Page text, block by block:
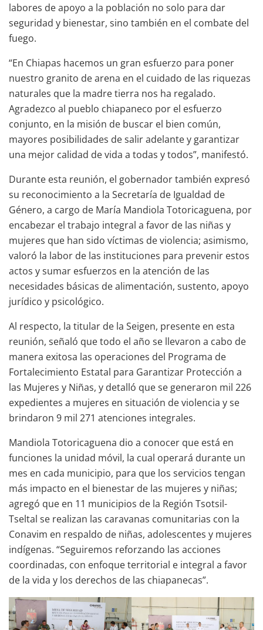
labores de apoyo a la población no solo para dar
seguridad y bienestar, sino también en el combate del
fuego.
“En Chiapas hacemos un gran esfuerzo para poner
nuestro granito de arena en el cuidado de las riquezas
naturales que la madre tierra nos ha regalado.
Agradezco al pueblo chiapaneco por el esfuerzo
conjunto, en la misión de buscar el bien común,
mayores posibilidades de salir adelante y garantizar
una mejor calidad de vida a todas y todos”, manifestó.
Durante esta reunión, el gobernador también expresó
su reconocimiento a la Secretaría de Igualdad de
Género, a cargo de María Mandiola Totoricaguena, por
encabezar el trabajo integral a favor de las niñas y
mujeres que han sido víctimas de violencia; asimismo,
valoró la labor de las instituciones para prevenir estos
actos y sumar esfuerzos en la atención de las
necesidades básicas de alimentación, sustento, apoyo
jurídico y psicológico.
Al respecto, la titular de la Seigen, presente en esta
reunión, señaló que todo el año se llevaron a cabo de
manera exitosa las operaciones del Programa de
Fortalecimiento Estatal para Garantizar Protección a
las Mujeres y Niñas, y detalló que se generaron mil 226
expedientes a mujeres en situación de violencia y se
brindaron 9 mil 271 atenciones integrales.
Mandiola Totoricaguena dio a conocer que está en
funciones la unidad móvil, la cual operará durante un
mes en cada municipio, para que los servicios tengan
más impacto en el bienestar de las mujeres y niñas;
agregó que en 11 municipios de la Región Tsotsil-
Tseltal se realizan las caravanas comunitarias con la
Conavim en respaldo de niñas, adolescentes y mujeres
indígenas. “Seguiremos reforzando las acciones
coordinadas, con enfoque territorial e integral a favor
de la vida y los derechos de las chiapanecas”.